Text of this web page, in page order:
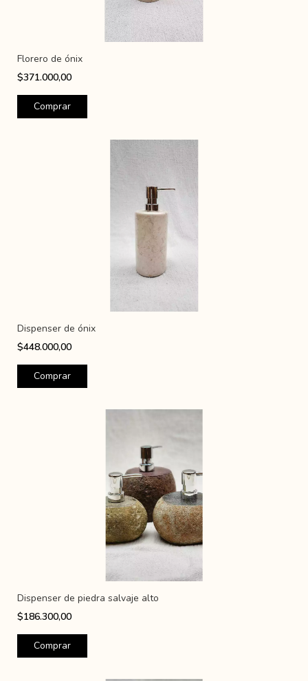
Florero de ónix
$371.000,00
Dispenser de ónix
$448.000,00
Dispenser de piedra salvaje alto
$186.300,00